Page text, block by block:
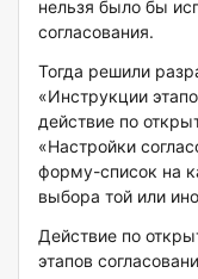
нельзя было бы
согласования.
Тогда решили
«Инструкции
действие по
«Настройки
форму-список на
выбора той или
Действие по
этапов